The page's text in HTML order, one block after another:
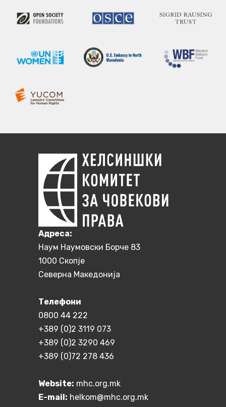
Aдреса:
Наум Наумовски Борче 83
1000 Скопје
Северна Македонија
Телефони
0800 44 222
+389 (0)2 3119 073
+389 (0)2 3290 469
+389 (0)72 278 436
Website: mhc.org.mk
E-mail: helkom@mhc.org.mk